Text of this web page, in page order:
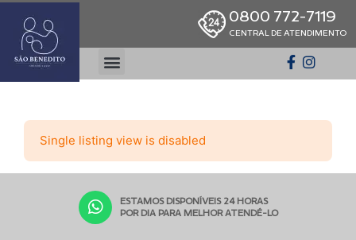
0800 772-7119
CENTRAL DE ATENDIMENTO
Single listing view is disabled
ESTAMOS DISPONÍVEIS 24 HORAS
POR DIA PARA MELHOR ATENDÊ-LO